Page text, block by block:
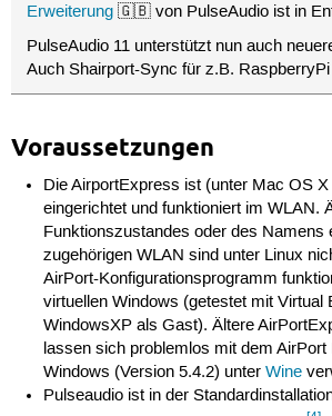
Erweiterung 🇬🇧 von PulseAudio ist in
PulseAudio 11 unterstützt nun auch
Auch Shairport-Sync für z.B.
Voraussetzungen
Die AirportExpress ist (unter Mac OS
eingerichtet und funktioniert im WLAN.
Funktionszustandes oder des Namens
zugehörigen WLAN sind unter Linux
AirPort-Konfigurationsprogramm
virtuellen Windows (getestet mit Virtual
WindowsXP als Gast). Ältere
lassen sich problemlos mit dem
Windows (Version 5.4.2) unterWine
Pulseaudio ist in der